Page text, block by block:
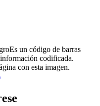
Es un código de barras
codificada.
con esta imagen.